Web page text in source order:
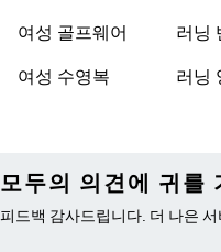
여성 골프웨어
여성 수영복
러닝
러닝
모두의 의견에 귀를
피드백 감사드립니다. 더 나은